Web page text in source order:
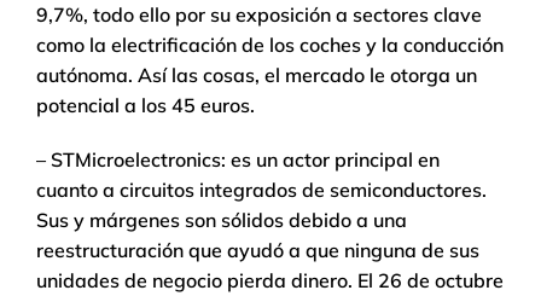
9,7%, todo ello por su exposición a sectores clave
como la electrificación de los coches y la conducción
autónoma. Así las cosas, el mercado le otorga un
potencial a los 45 euros.
– STMicroelectronics: es un actor principal en
cuanto a circuitos integrados de semiconductores.
Sus y márgenes son sólidos debido a una
reestructuración que ayudó a que ninguna de sus
unidades de negocio pierda dinero. El 26 de octubre